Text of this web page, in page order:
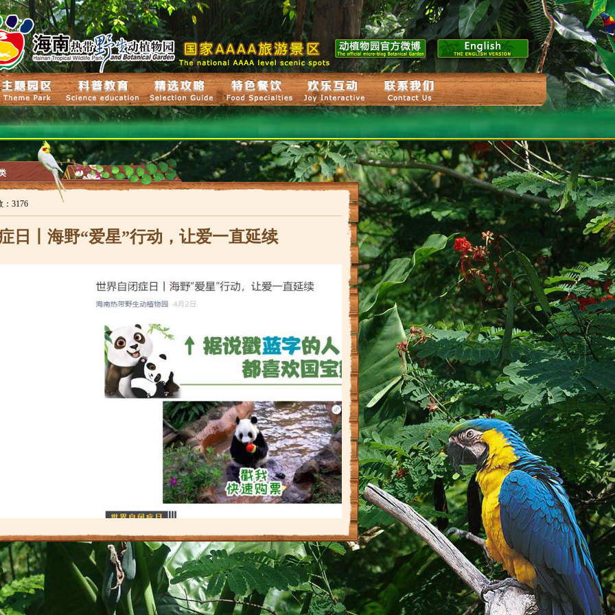
：3176
日丨海野“爱星”行动，让爱一直延续